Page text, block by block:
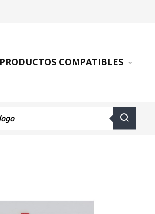
PRODUCTOS COMPATIBLES